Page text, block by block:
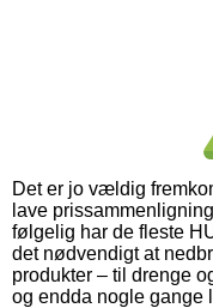
Det er jo vældig
lave
følgelig har de fleste
det nødvendigt at
produkter – til drenge
og endda nogle gange